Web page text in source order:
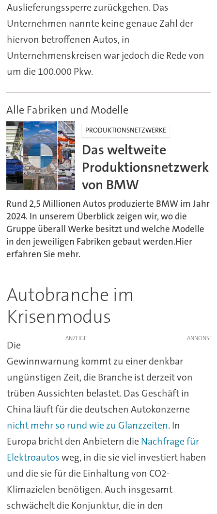
Auslieferungssperre zurückgehen. Das
Unternehmen nannte keine genaue Zahl der
hiervon betroffenen Autos, in
Unternehmenskreisen war jedoch die Rede von
um die 100.000 Pkw.
Alle Fabriken und Modelle
PRODUKTIONSNETZWERKE
Das weltweite
Produktionsnetzwerk
von BMW
Rund 2,5 Millionen Autos produzierte BMW im Jahr
2024. In unserem Überblick zeigen wir, wo die
Gruppe überall Werke besitzt und welche Modelle
in den jeweiligen Fabriken gebaut werden.Hier
erfahren Sie mehr.
Autobranche im
Krisenmodus
ANZEIGE
Die
Gewinnwarnung kommt zu einer denkbar
ungünstigen Zeit, die Branche ist derzeit von
trüben Aussichten belastet. Das Geschäft in
China läuft für die deutschen Autokonzerne
nicht mehr so rund wie zu Glanzzeiten. In
Europa bricht den Anbietern die Nachfrage für
Elektroautosweg, in die sie viel investiert haben
und die sie für die Einhaltung von CO2-
Klimazielen benötigen. Auch insgesamt
schwächelt die Konjunktur, die in den